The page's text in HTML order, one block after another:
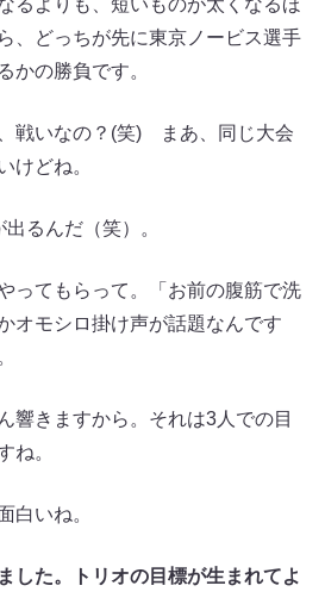
るよりも、短いものが太くなるほ
、どっちが先に東京ノービス選手
かの勝負です。
戦いなの？(笑) まあ、同じ大会
けどね。
るんだ（笑）。
ってもらって。「お前の腹筋で洗
オモシロ掛け声が話題なんです
響きますから。それは3人での目
ね。
白いね。
た。トリオの目標が生まれてよ